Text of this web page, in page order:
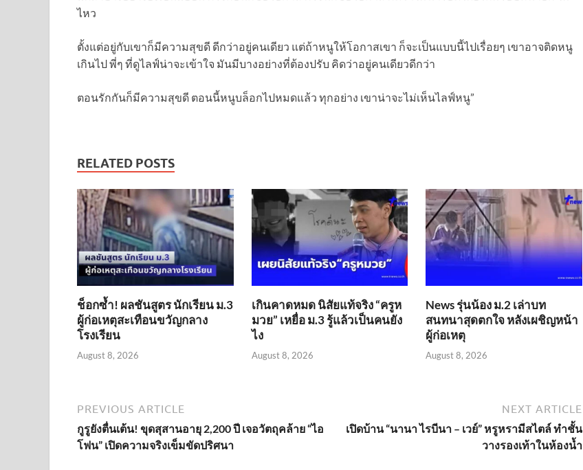
ไหว
ตั้งแต่อยู่กับเขาก็มีความสุขดี ดีกว่าอยู่คนเดียว แต่ถ้าหนูให้โอกาสเขา ก็จะเป็นแบบนี้ไปเรื่อยๆ เขาอาจติดหนู
เกินไป พี่ๆ ที่ดูไลฟ์น่าจะเข้าใจ มันมีบางอย่างที่ต้องปรับ คิดว่าอยู่คนเดียวดีกว่า
ตอนรักกันก็มีความสุขดี ตอนนี้หนูบล็อกไปหมดแล้ว ทุกอย่าง เขาน่าจะไม่เห็นไลฟ์หนู”
RELATED POSTS
ช็อกซ้ำ! ผลชันสูตร นักเรียน ม.3
ผู้ก่อเหตุสะเทือนขวัญกลาง
โรงเรียน
August 8, 2026
เกินคาดหมด นิสัยแท้จริง “ครูห
มวย” เหยื่อ ม.3 รู้แล้วเป็นคนยัง
ไง
August 8, 2026
News รุ่นน้อง ม.2 เล่าบท
สนทนาสุดตกใจ หลังเผชิญหน้า
ผู้ก่อเหตุ
August 8, 2026
PREVIOUS ARTICLE
กูรูยังตื่นเต้น! ขุดสุสานอายุ 2,200 ปี เจอวัตถุคล้าย “ไอ
โฟน” เปิดความจริงเข็มขัดปริศนา
NEXT ARTICLE
เปิดบ้าน “นานา ไรบีนา – เวย์” หรูหรามีสไตล์ ทำชั้น
วางรองเท้าในห้องน้ำ